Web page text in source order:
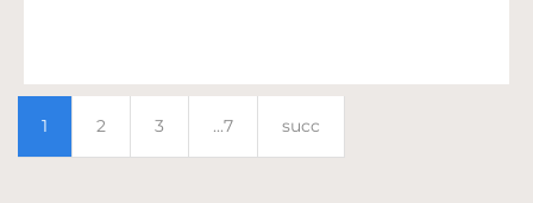
1 2 3 ...7 succ